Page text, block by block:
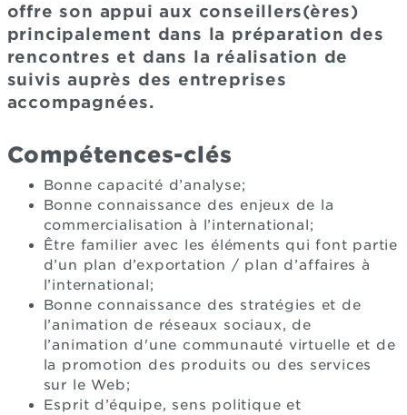
offre son appui aux conseillers(ères)
principalement dans la préparation des
rencontres et dans la réalisation de
suivis auprès des entreprises
accompagnées.
Compétences-clés
Bonne capacité d’analyse;
Bonne connaissance des enjeux de la
commercialisation à l’international;
Être familier avec les éléments qui font partie
d’un plan d’exportation / plan d’affaires à
l’international;
Bonne connaissance des stratégies et de
l’animation de réseaux sociaux, de
l’animation d'une communauté virtuelle et de
la promotion des produits ou des services
sur le Web;
Esprit d’équipe, sens politique et